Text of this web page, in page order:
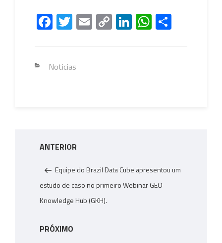
Fa
ce
o
T
wi
er
E
m
C
o
Li
nk
W
h
Categorias
Noticias
Post
ANTERIOR
Equipe do Brazil Data Cube apresentou um
estudo de caso no primeiro Webinar GEO
Knowledge Hub (GKH).
Próximo
PRÓXIMO